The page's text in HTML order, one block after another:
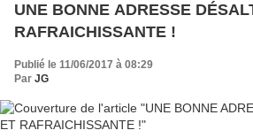
UNE BONNE ADRESSE
RAFRAICHISSANTE !
Publié le 11/06/2017 à 08:29
Par JG